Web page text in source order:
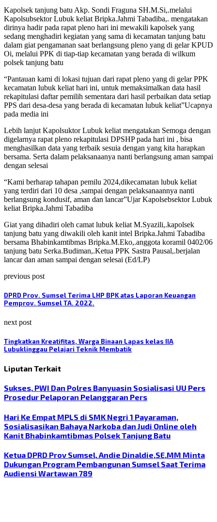
Kapolsek tanjung batu Akp. Sondi Fraguna SH.M.Si,.melalui
Kapolsubsektor Lubuk keliat Bripka.Jahmi Tabadiba,. mengatakan
dirinya hadir pada rapat pleno hari ini mewakili kapolsek yang
sedang menghadiri kegiatan yang sama di kecamatan tanjung batu
dalam giat pengamanan saat berlangsung pleno yang di gelar KPUD
Oi, melalui PPK di tiap-tiap kecamatan yang berada di wilkum
polsek tanjung batu
“Pantauan kami di lokasi tujuan dari rapat pleno yang di gelar PPK
kecamatan lubuk keliat hari ini, untuk memaksimalkan data hasil
rekapitulasi daftar pemilih sementara dari hasil perbaikan data setiap
PPS dari desa-desa yang berada di kecamatan lubuk keliat”Ucapnya
pada media ini
Lebih lanjut Kapolsuktor Lubuk keliat mengatakan Semoga dengan
digelarnya rapat pleno rekapitulasi DPSHP pada hari ini , bisa
menghasilkan data yang terbaik sesuia dengan yang kita harapkan
bersama. Serta dalam pelaksanaanya nanti berlangsung aman sampai
dengan selesai
“Kami berharap tahapan pemilu 2024,dikecamatan lubuk keliat
yang terdiri dari 10 desa ,sampai dengan pelaksanaannya nanti
berlangsung kondusif, aman dan lancar”Ujar Kapolsebsektor Lubuk
keliat Bripka.Jahmi Tabadiba
Giat yang dihadiri oleh camat lubuk keliat M.Syazili,.kapolsek
tanjung batu yang diwakili oleh kanit intel Bripka.Jahmi Tabadiba
bersama Bhabinkamtibmas Bripka.M.Eko,.anggota koramil 0402/06
tanjung batu Serka.Budiman,.Ketua PPK Sastra Pausal,.berjalan
lancar dan aman sampai dengan selesai (Ed/LP)
previous post
DPRD Prov. Sumsel Terima LHP BPK atas Laporan Keuangan
Pemprov. Sumsel TA. 2022.
next post
Tingkatkan Kreatifitas, Warga Binaan Lapas kelas IIA
Lubuklinggau Pelajari Teknik Membatik
Liputan Terkait
Sukses, PWI Dan Polres Banyuasin Sosialisasi UU Pers
Prosedur Pelaporan Pelanggaran Pers
Hari Ke Empat MPLS di SMK Negri 1 Payaraman,
Sosialisasikan Bahaya Narkoba dan Judi Online oleh
Kanit Bhabinkamtibmas Polsek Tanjung Batu
Ketua DPRD Prov Sumsel, Andie Dinaldie,SE,MM Minta
Dukungan Program Pembangunan Sumsel Saat Terima
Audiensi Wartawan 789